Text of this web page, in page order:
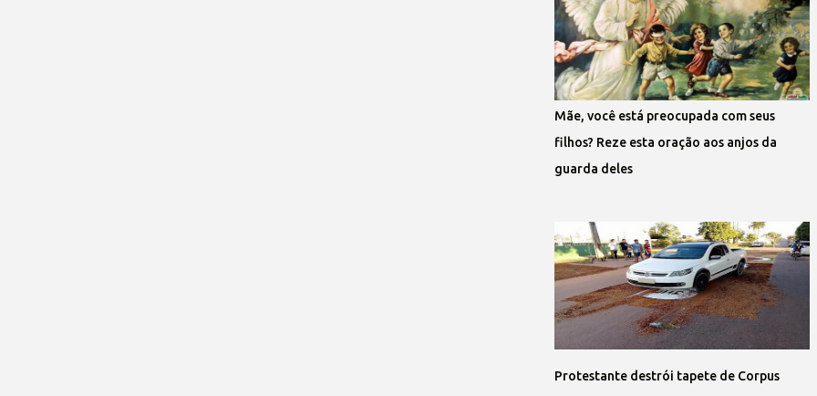
Mãe, você está preocupada com seus
filhos? Reze esta oração aos anjos da
guarda deles
Protestante destrói tapete de Corpus